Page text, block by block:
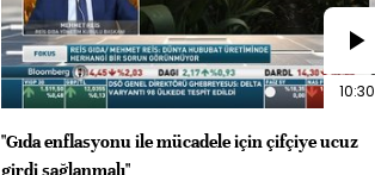
10:30
"Gıda enflasyonu ile mücadele için çifçiye ucuz
girdi sağlanmalı"